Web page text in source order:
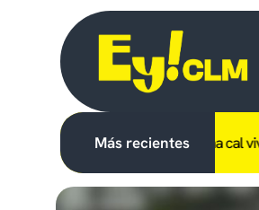
Más recientes
trabajador tras caerle encima cal viva